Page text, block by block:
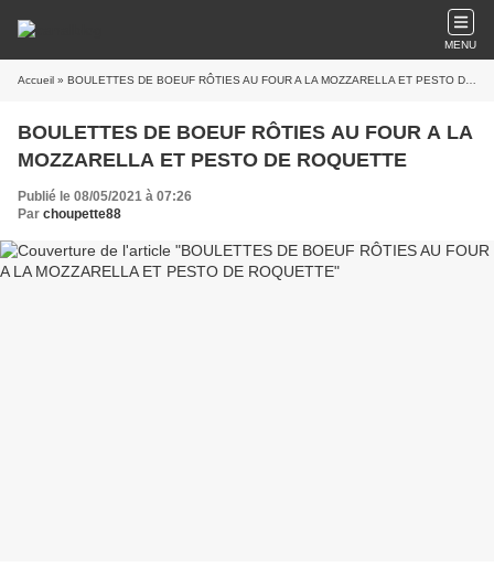
MENU
Accueil » BOULETTES DE BOEUF RÔTIES AU FOUR A LA MOZZARELLA ET PESTO DE ROQUETTE
BOULETTES DE BOEUF RÔTIES AU FOUR A LA
MOZZARELLA ET PESTO DE ROQUETTE
Publié le 08/05/2021 à 07:26
Par choupette88